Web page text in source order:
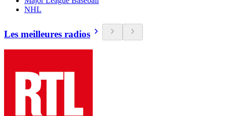
NHL
Les meilleures radios